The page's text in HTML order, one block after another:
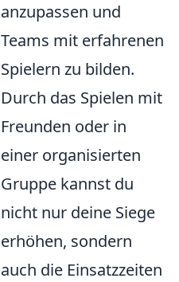
anzupassen und
Teams mit erfahrenen
Spielern zu bilden.
Durch das Spielen mit
Freunden oder in
einer organisierten
Gruppe kannst du
nicht nur deine Siege
erhöhen, sondern
auch die Einsatzzeiten